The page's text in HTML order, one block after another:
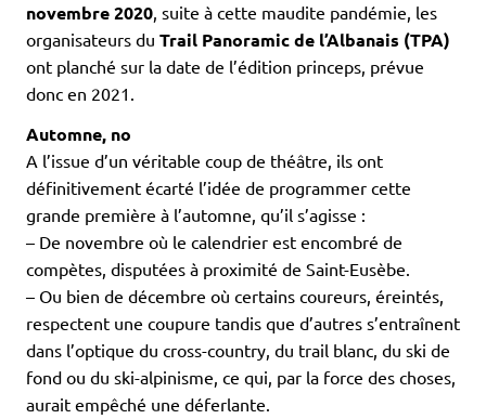
novembre 2020, suite à cette maudite pandémie, les
organisateurs du Trail Panoramic de l’Albanais (TPA)
ont planché sur la date de l’édition princeps, prévue
donc en 2021.
Automne, no
A l’issue d’un véritable coup de théâtre, ils ont
définitivement écarté l’idée de programmer cette
grande première à l’automne, qu’il s’agisse :
– De novembre où le calendrier est encombré de
compètes, disputées à proximité de Saint-Eusèbe.
– Ou bien de décembre où certains coureurs, éreintés,
respectent une coupure tandis que d’autres s’entraînent
dans l’optique du cross-country, du trail blanc, du ski de
fond ou du ski-alpinisme, ce qui, par la force des choses,
aurait empêché une déferlante.